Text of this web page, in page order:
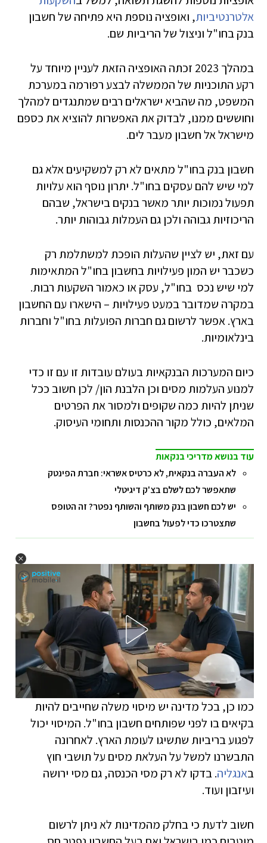
אלטרנטיביות, ואופציה נוספת היא פתיחה של חשבון
בנק בחו"ל וניצול של הריביות שם.
במהלך 2023 זכתה האופציה הזאת לעניין מיוחד על
רקע התוכניות של הממשלה לבצע רפורמה במערכת
המשפט, מה שהביא ישראלים רבים שמתנגדים למהלך
וחוששים ממנו, לבדוק את האפשרות להוציא את כספם
מישראל אל חשבון מעבר לים.
חשבון בנק בחו"ל מתאים לא רק למשקיעים אלא גם
למי שיש להם עסקים בחו"ל. יתרון נוסף הוא עלויות
תפעול נמוכות יותר מאשר בנקים בישראל, שבהם
הריכוזיות גבוהה ולכן גם העמלות גבוהות יותר.
עם זאת, יש לציין שהעלות הופכת למשתלמת רק
כשכבר יש המון פעילויות בחשבון בחו"ל המתאימות
למי שיש נכס בחו"ל, עסק או כאמור השקעות רבות.
במקרה שמדובר במעט פעילויות – הישארו עם החשבון
בארץ. אפשר לרשום גם חברות הפועלות בחו"ל וחברות
בינלאומיות.
כיום המערכות הבנקאיות בעולם עובדות זו עם זו כדי
למנוע העלמות מסים וכן הלבנת הון/ לכן חשוב ככל
שניתן להיות כמה שקופים ולמסור את הפרטים
המלאים, כולל מקור ההכנסות ותחומי העיסוק.
עוד בנושא מדריכי בנקאות
לא העברה בנקאית, לא כרטיס אשראי: חברת הפינטק
שתאפשר לכם לשלם בצ'ק דיגיטלי
יש לכם חשבון בנק משותף והשותף נפטר? זה הטופס
שתצטרכו כדי לפעול בחשבון
כמו כן, בכל מדינה יש מיסוי משלה שחייבים להיות
בקיאים בו לפני שפותחים חשבון בחו"ל. המיסוי יכול
לפגוע בריביות שתשיגו לעומת הארץ. לאחרונה
התבשרנו למשל על העלאת מסים על תושבי חוץ
באנגליה. בדקו לא רק מסי הכנסה, גם מסי ירושה
ועיזבון ועוד.
חשוב לדעת כי בחלק מהמדינות לא ניתן לרשום